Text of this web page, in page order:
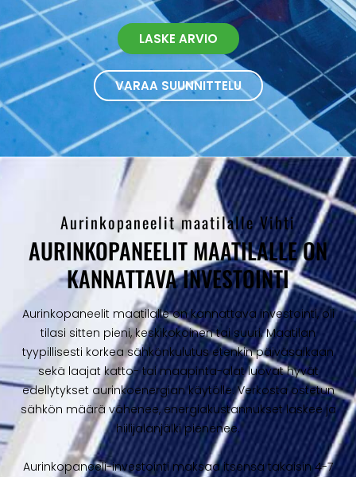
LASKE ARVIO
VARAA SUUNNITTELU
Aurinkopaneelit maatilalle Vihti
AURINKOPANEELIT MAATILALLE ON
KANNATTAVA INVESTOINTI
Aurinkopaneelit maatilalle on kannattava investointi, oli
tilasi sitten pieni, keskikokoinen tai suuri. Maatilan
tyypillisesti korkea sähkönkulutus etenkin päiväsaikaan
sekä laajat katto- tai maapinta-alat luovat hyvät
edellytykset aurinkoenergian käytölle. Verkosta ostetun
sähkön määrä vähenee, energiakustannukset laskee ja
hiilijalanjälki pienenee.
Aurinkopaneeli-investointi maksaa itsensä takaisin 4-7